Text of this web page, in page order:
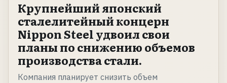
Крупнейший японский
сталелитейный концерн
Nippon Steel удвоил свои
планы по снижению объемов
производства стали.
Компания планирует снизить объем